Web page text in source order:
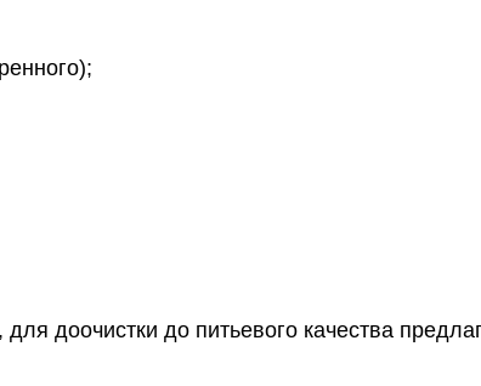
доочистки до питьевого качества